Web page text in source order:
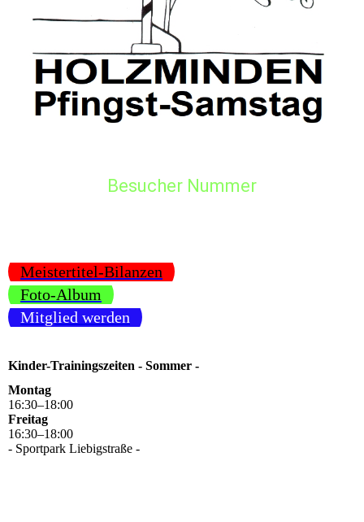
Besucher Nummer
Meistertitel-Bilanzen
Foto-Album
Mitglied werden
Kinder-Trainingszeiten - Sommer -
Montag
16:30–18:00
Freitag
16:30–18:00
- Sportpark Liebigstraße -